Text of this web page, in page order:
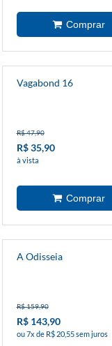
Vagabond 16
R$ 47,90
R$ 35,90
à vista
A Odisseia
R$ 159,90
R$ 143,90
ou 7x de R$ 20,55 sem juros